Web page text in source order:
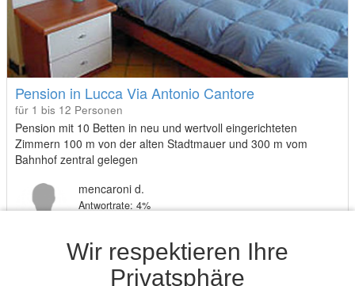
Wir respektieren Ihre
Privatsphäre
Pension in Lucca Via Antonio Cantore
für 1 bis 12 Personen
Pension mit 10 Betten in neu und wertvoll eingerichteten
Zimmern 100 m von der alten Stadtmauer und 300 m vom
Bahnhof zentral gelegen
mencaroni d.
Antwortrate: 4%
47,- €